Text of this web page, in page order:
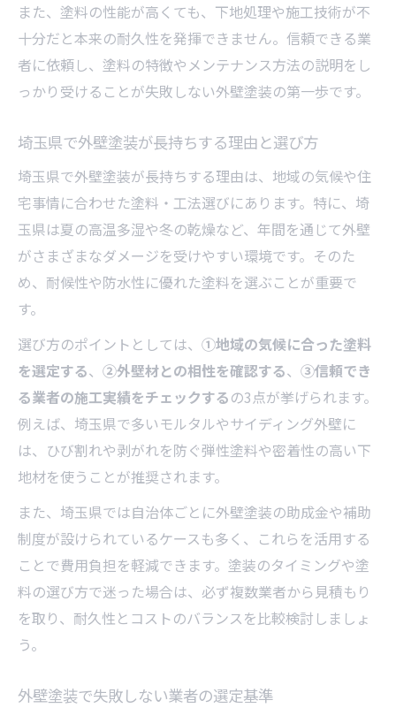
また、塗料の性能が高くても、下地処理や施工技術が不
十分だと本来の耐久性を発揮できません。信頼できる業
者に依頼し、塗料の特徴やメンテナンス方法の説明をし
っかり受けることが失敗しない外壁塗装の第一歩です。
埼玉県で外壁塗装が長持ちする理由と選び方
埼玉県で外壁塗装が長持ちする理由は、地域の気候や住
宅事情に合わせた塗料・工法選びにあります。特に、埼
玉県は夏の高温多湿や冬の乾燥など、年間を通じて外壁
がさまざまなダメージを受けやすい環境です。そのた
め、耐候性や防水性に優れた塗料を選ぶことが重要で
す。
選び方のポイントとしては、 ①地域の気候に合った塗料
を選定する、 ②外壁材との相性を確認する、 ③信頼でき
る業者の施工実績をチェックするの3点が挙げられます。
例えば、埼玉県で多いモルタルやサイディング外壁に
は、ひび割れや剥がれを防ぐ弾性塗料や密着性の高い下
地材を使うことが推奨されます。
また、埼玉県では自治体ごとに外壁塗装の助成金や補助
制度が設けられているケースも多く、これらを活用する
ことで費用負担を軽減できます。塗装のタイミングや塗
料の選び方で迷った場合は、必ず複数業者から見積もり
を取り、耐久性とコストのバランスを比較検討しましょ
う。
外壁塗装で失敗しない業者の選定基準